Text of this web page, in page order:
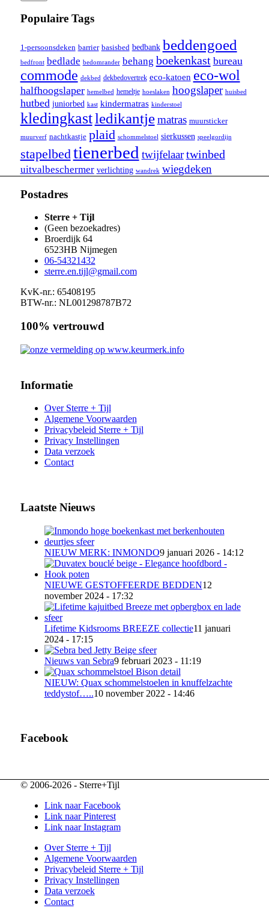
Populaire Tags
1-persoonsdeken barrier basisbed bedbank beddengoed
bedfront bedlade bedomrander behang boekenkast bureau
commode dekbed dekbedovertrek eco-katoen eco-wol
halfhoogslaper hemelbed hemeltje hoeslaken hoogslaper huisbed
hutbed juniorbed kast kindermatras kinderstoel
kledingkastledikantje matras muursticker
muurverf nachtkastje plaid schommelstoel sierkussen speelgordijn
stapelbedtienerbed twijfelaar twinbed
uitvalbeschermer verlichting wandrek wiegdeken
Postadres
Sterre + Tijl
(Geen bezoekadres)
Broerdijk 64
6523HB Nijmegen
06-54321432
sterre.en.tijl@gmail.com
KvK-nr.: 65408195
BTW-nr.: NL001298787B72
100% vertrouwd
Informatie
Over Sterre + Tijl
Algemene Voorwaarden
Privacybeleid Sterre + Tijl
Privacy Instellingen
Data verzoek
Contact
Laatste Nieuws
NIEUW MERK: INMONDO9 januari 2026 - 14:12
NIEUWE GESTOFFEERDE BEDDEN12
november 2024 - 17:32
Lifetime Kidsrooms BREEZE collectie11 januari
2024 - 17:15
Nieuws van Sebra9 februari 2023 - 11:19
NIEUW: Quax schommelstoelen in knuffelzachte
teddystof…..10 november 2022 - 14:46
Facebook
© 2006-2026 - Sterre+Tijl
Link naar Facebook
Link naar Pinterest
Link naar Instagram
Over Sterre + Tijl
Algemene Voorwaarden
Privacybeleid Sterre + Tijl
Privacy Instellingen
Data verzoek
Contact